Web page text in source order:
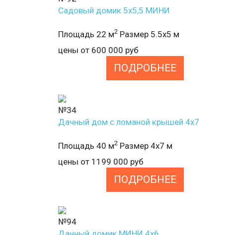
Садовый домик 5х5,5 МИНИ
Площадь 22 м2 Размер 5.5х5 м
цены от 600 000 руб
ПОДРОБНЕЕ
№34
Дачный дом с ломаной крышей 4х7
Площадь 40 м2 Размер 4х7 м
цены от 1199 000 руб
ПОДРОБНЕЕ
№94